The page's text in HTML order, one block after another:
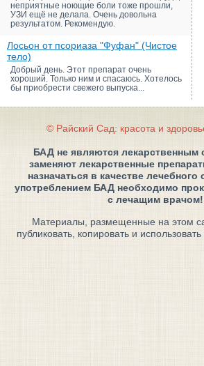
неприятные ноющие боли тоже прошли,
УЗИ ещё не делала. Очень довольна
результатом. Рекомендую.
Лосьон от псориаза "Фуфан" (Чистое
тело)
Добрый день. Этот препарат очень
хороший. Только ним и спасаюсь. Хотелось
бы приобрести свежего выпуска...
© Райский Сад: красота и
БАД не являются лекарственным
заменяют лекарственные
назначаться в качестве
употреблением БАД необходимо
с лечащим врачом!
Материалы, размещенные на этом
публиковать, копировать и